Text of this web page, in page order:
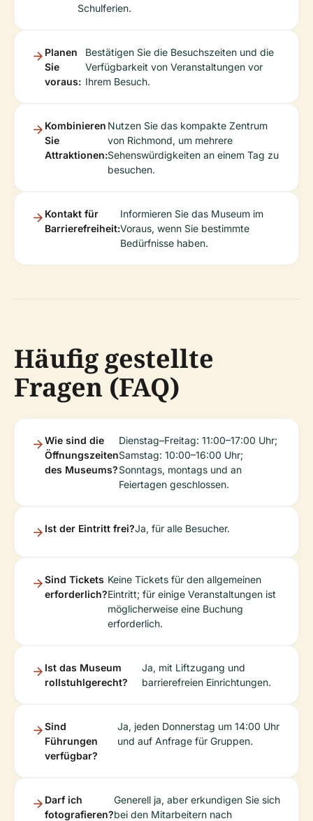
Schulferien.
Planen
Sie
voraus:
Bestätigen Sie die Besuchszeiten und die
Verfügbarkeit von Veranstaltungen vor
Ihrem Besuch.
Kombinieren
Sie
Attraktionen:
Nutzen Sie das kompakte Zentrum
von Richmond, um mehrere
Sehenswürdigkeiten an einem Tag zu
besuchen.
Kontakt für
Barrierefreiheit:
Informieren Sie das Museum im
Voraus, wenn Sie bestimmte
Bedürfnisse haben.
Häufig gestellte
Fragen (FAQ)
Wie sind die
Öffnungszeiten
des Museums?
Dienstag–Freitag: 11:00–17:00 Uhr;
Samstag: 10:00–16:00 Uhr;
Sonntags, montags und an
Feiertagen geschlossen.
Ist der Eintritt frei?Ja, für alle Besucher.
Sind Tickets
erforderlich?
Keine Tickets für den allgemeinen
Eintritt; für einige Veranstaltungen ist
möglicherweise eine Buchung
erforderlich.
Ist das Museum
rollstuhlgerecht?
Ja, mit Liftzugang und
barrierefreien Einrichtungen.
Sind
Führungen
verfügbar?
Ja, jeden Donnerstag um 14:00 Uhr
und auf Anfrage für Gruppen.
Darf ich
fotografieren?
Generell ja, aber erkundigen Sie sich
bei den Mitarbeitern nach